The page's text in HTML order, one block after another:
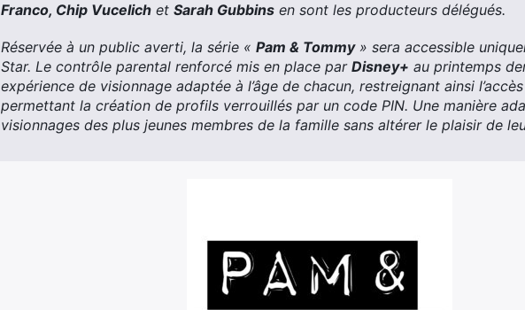
Franco, Chip Vucelich et Sarah Gubbins en sont les producteurs délégués.
Réservée à un public averti, la série « Pam & Tommy» sera accessible
Star. Le contrôle parental renforcé mis en place par Disney+ au printemps
expérience de visionnage adaptée à l’âge de chacun, restreignant ainsi
permettant la création de profils verrouillés par un code PIN. Une manière
visionnages des plus jeunes membres de la famille sans altérer le plaisir de